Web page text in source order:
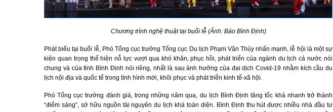
Chương trình nghệ thuật tại buổi lễ (Ảnh: Báo Bình Định)
Phát biểu tại buổi lễ, Phó Tổng cục trưởng Tổng cục Du lịch Phạm Văn Thủy nhấn mạnh, lễ hội là một sự
kiện quan trọng thể hiện nỗ lực vượt qua khó khăn, phục hồi, phát triển của ngành du lịch cả nước nói
chung và của tỉnh Bình Định nói riêng, nhất là sau ảnh hưởng của đại dịch Covid-19 nhằm kích cầu du
lịch nội địa và quốc tế trong tình hình mới, khôi phục và phát triển kinh tế-xã hội.
Phó Tổng cục trưởng đánh giá, trong những năm qua, du lịch Bình Định tăng tốc khá nhanh trở thành
“điểm sáng”, sở hữu nguồn tài nguyên du lịch khá toàn diện. Bình Định thu hút được nhiều nhà đầu tư